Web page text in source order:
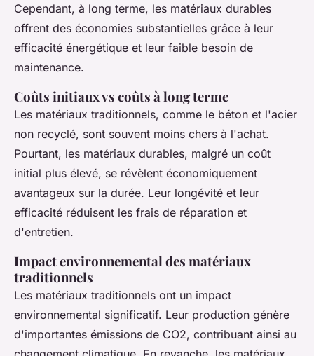
Cependant, à long terme, les matériaux durables
offrent des économies substantielles grâce à leur
efficacité énergétique et leur faible besoin de
maintenance.
Coûts initiaux vs coûts à long terme
Les matériaux traditionnels, comme le béton et l'acier
non recyclé, sont souvent moins chers à l'achat.
Pourtant, les matériaux durables, malgré un coût
initial plus élevé, se révèlent économiquement
avantageux sur la durée. Leur longévité et leur
efficacité réduisent les frais de réparation et
d'entretien.
Impact environnemental des matériaux
traditionnels
Les matériaux traditionnels ont un impact
environnemental significatif. Leur production génère
d'importantes émissions de CO2, contribuant ainsi au